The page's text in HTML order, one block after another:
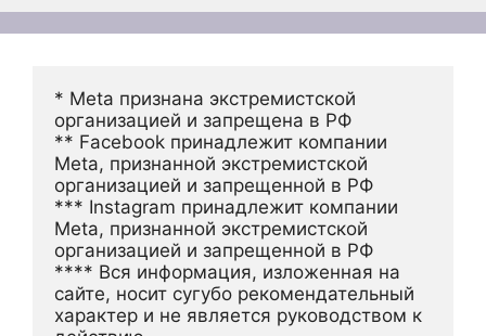
* Meta признана экстремистской
организацией и запрещена в РФ
** Facebook принадлежит компании
Meta, признанной экстремистской
организацией и запрещенной в РФ
*** Instagram принадлежит компании
Meta, признанной экстремистской
организацией и запрещенной в РФ
**** Вся информация, изложенная на
сайте, носит сугубо рекомендательный
характер и не является руководством к